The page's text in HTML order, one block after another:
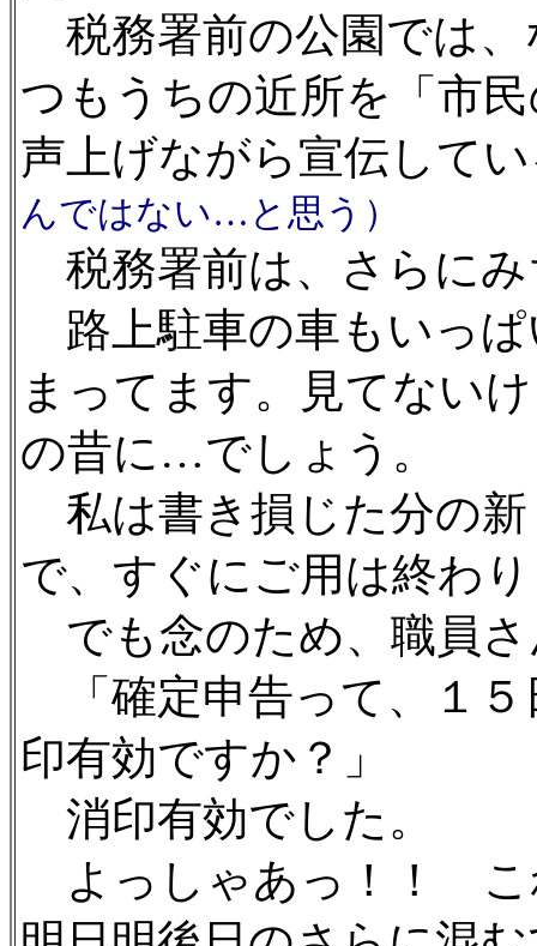
税務署前の公園では
つもうちの近所を「市
声上げながら宣伝して
んではない…と思う）
税務署前は、さらにみ
路上駐車の車もいっ
まってます。見てない
の昔に…でしょう。
私は書き損じた分の
で、すぐにご用は終わ
でも念のため、職員さ
「確定申告って、１
印有効ですか？」
消印有効でした。
よっしゃあっ！！